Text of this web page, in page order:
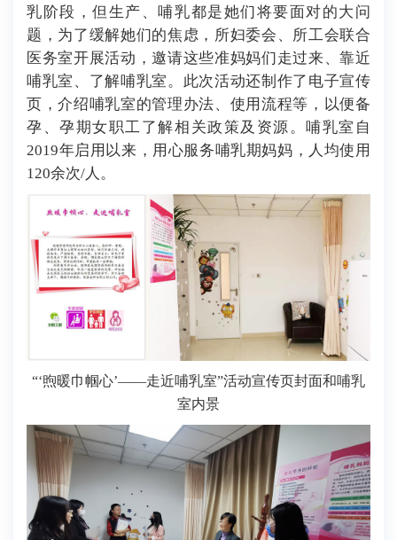
乳阶段，但生产、哺乳都是她们将要面对的大问
题，为了缓解她们的焦虑，所妇委会、所工会联合
医务室开展活动，邀请这些准妈妈们走过来、靠近
哺乳室、了解哺乳室。此次活动还制作了电子宣传
页，介绍哺乳室的管理办法、使用流程等，以便备
孕、孕期女职工了解相关政策及资源。哺乳室自
2019年启用以来，用心服务哺乳期妈妈，人均使用
120余次/人。
“‘煦暖巾帼心’——走近哺乳室”活动宣传页封面和哺乳
室内景